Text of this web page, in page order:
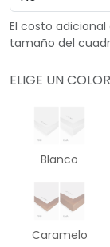
El costo
tamaño del
ELIGE UN
Blanco
Caramelo